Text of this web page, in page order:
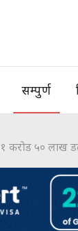
सम्पुर्ण
करोड ५०